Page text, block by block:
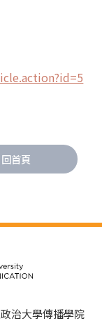
回首頁
治大學傳播學院